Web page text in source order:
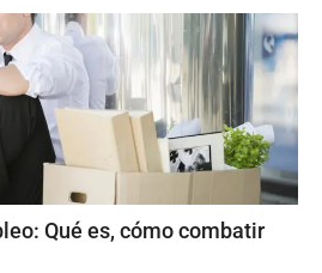
Qué es, cómo combatir